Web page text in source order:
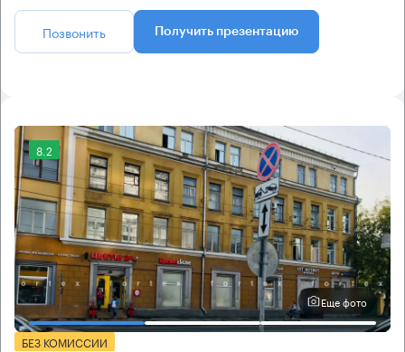
Позвонить Получить презентацию
8.2
Еще фото
БЕЗ КОМИССИИ